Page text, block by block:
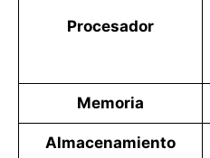
Procesador
Memoria
Almacenamiento